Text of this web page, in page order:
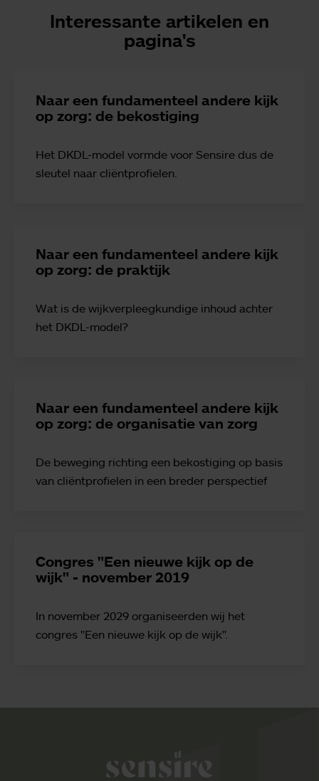
Interessante artikelen en
pagina's
Naar een fundamenteel andere kijk
op zorg: de bekostiging
Het DKDL-model vormde voor Sensire dus de
sleutel naar cliëntprofielen.
Naar een fundamenteel andere kijk
op zorg: de praktijk
Wat is de wijkverpleegkundige inhoud achter
het DKDL-model?
Naar een fundamenteel andere kijk
op zorg: de organisatie van zorg
De beweging richting een bekostiging op basis
van cliëntprofielen in een breder perspectief
Congres "Een nieuwe kijk op de
wijk" - november 2019
In november 2029 organiseerden wij het
congres "Een nieuwe kijk op de wijk".